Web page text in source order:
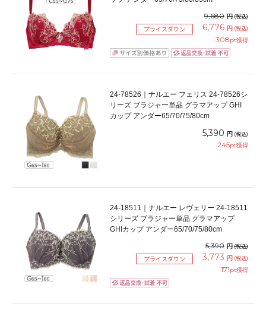
9,680 円(税込)
プライスダウン 6,776 円 (税込)
308pt獲得
24-78526｜ナルエー フェリス 24-78526シ
リーズ ブラジャー単品 グラマアップ GHI
カップ アンダー65/70/75/80cm
5,390 円 (税込)
245pt獲得
24-18511｜ナルエー レヴェリー 24-18511
シリーズ ブラジャー単品 グラマアップ
GHIカップ アンダー65/70/75/80cm
5,390 円(税込)
プライスダウン 3,773 円 (税込)
171pt獲得